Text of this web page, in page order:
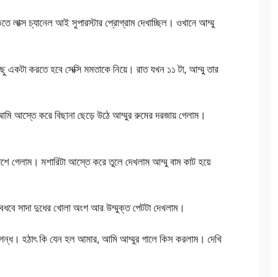
লাক্স চ্যানেল আই সুপারস্টার প্রোগ্রাম দেখাচ্ছিল। ওখানে আম্মু
করতে হবে সেক্সি মমতাকে নিয়ে। রাত যখন ১১ টা, আম্মু তার
আস্তে করে বিছানা ছেড়ে উঠে আম্মুর রুমের দরজায় গেলাম।
গেলাম। মশারিটা আস্তে করে তুলে দেখলাম আম্মু বাম কাট হয়ে
সাদা দুধের খোলা অংশ আর উম্মুক্ত পেটটা দেখলাম।
হঠাৎ কি যেন হল আমার, আমি আম্মুর গালে কিস করলাম। দেখি